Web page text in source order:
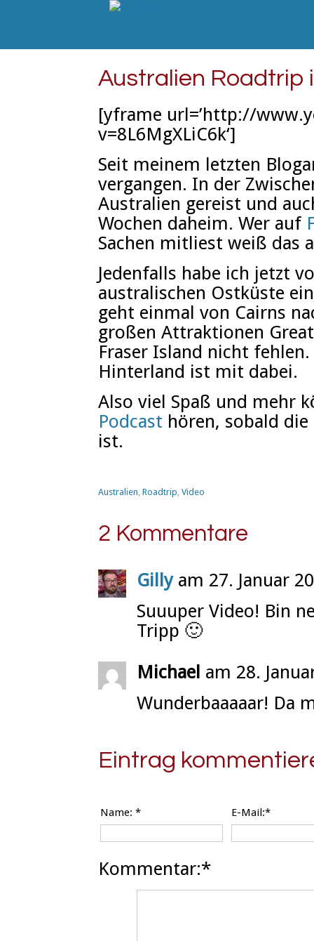
Australien Roadtrip
[yframe url=’http://
v=8L6MgXLiC6k‘]
Seit meinem letzten
vergangen. In der
Australien gereist und
Wochen daheim. Wer auf
Sachen mitliest weiß das
Jedenfalls habe ich jetzt
australischen Ostküste
geht einmal von Cairns
großen Attraktionen
Fraser Island nicht
Hinterland ist mit dabei.
Also viel Spaß und mehr
Podcast hören, sobald
ist.
Australien, Roadtrip, Video
2 Kommentare
Gillyam 27. Januar
Suuuper Video! Bin
Tripp 🙂
Michael am 28.
Wunderbaaaaar! Da
Eintrag
Name: * E-Mail:*
Kommentar:*